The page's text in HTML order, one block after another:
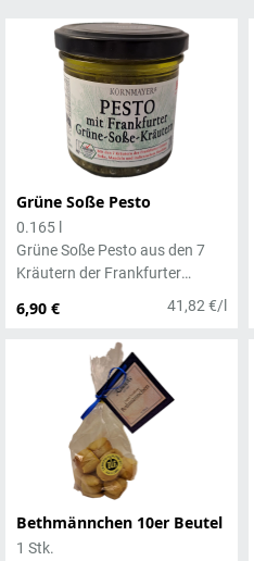
Grüne Soße Pesto
6,90 € 41,82 €/l
0.165 l
Grüne Soße Pesto aus den 7
Kräutern der Frankfurter
italienischem Hartkäse. gekühlt
lagern - max. Lagertemperatur
Bethmännchen 10er Beutel
1 Stk.